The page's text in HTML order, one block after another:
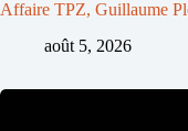
Affaire TPZ, Guillaume
août 5, 2026